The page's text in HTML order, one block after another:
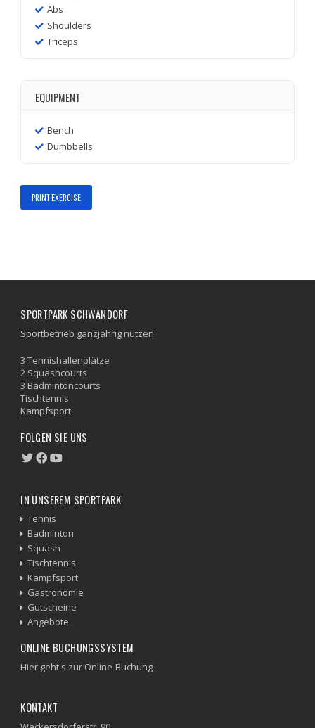
Abs
Shoulders
Triceps
EQUIPMENT
Bench
Dumbbells
PRINT EXERCISE
SPORTPARK SCHWANDORF
Sportbetrieb ganzjährig nutzen.
3 Tennishallenplätze
2 Squashcourts
3 Badmintoncourts
Tischtennis
Kampfsport
FOLGEN SIE UNS
IN UNSEREM SPORTPARK
Tennis
Badminton
Squash
Tischtennis
Kampfsport
Gastronomie
Gutscheine
Angebote
ONLINE BUCHUNGSSYSTEM
Hier geht's zur Online-Buchung
KONTAKT